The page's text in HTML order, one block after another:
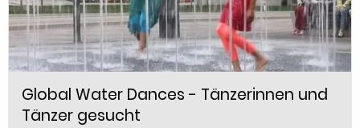
Global Water Dances - Tänzerinnen und
Tänzer gesucht